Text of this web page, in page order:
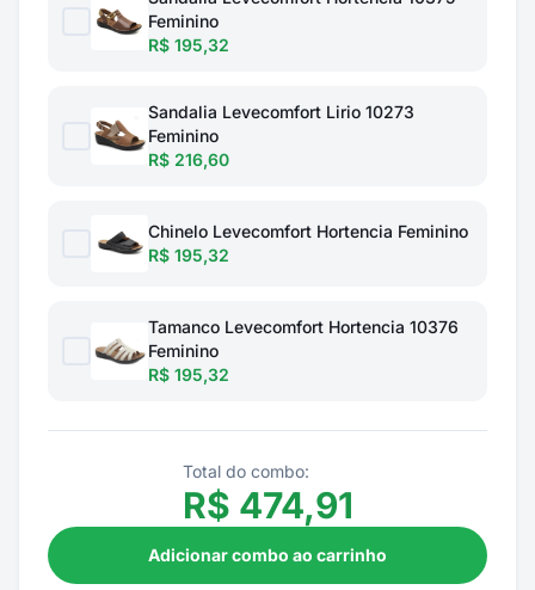
Feminino
R$ 195,32
Sandalia Levecomfort Lirio 10273
Feminino
R$ 216,60
Chinelo Levecomfort Hortencia Feminino
R$ 195,32
Tamanco Levecomfort Hortencia 10376
Feminino
R$ 195,32
Total do combo:
R$ 474,91
Adicionar combo ao carrinho